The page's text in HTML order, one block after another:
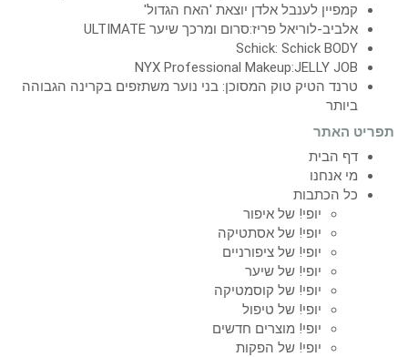
קמפיין לענבל אלדן יוצאת 'האח הגדול'
אלביב-לוריאל פריז:סרום ומרכך שיער ULTIMATE
Schick: Schick BODY
NYX Professional Makeup:JELLY JOB
טרנד הטיק טוק המסוכן: בני נוער משתזפים בקרינה הגבוהה
ביותר
תפריט האתר
דף הבית
מי אנחנו
כל הכתבות
יופי! של איפור
יופי! של אסתטיקה
יופי! של ציפורניים
יופי! של שיער
יופי! של קוסמטיקה
יופי! של טיפול
יופי! מוצרים חדשים
יופי! של הפקות